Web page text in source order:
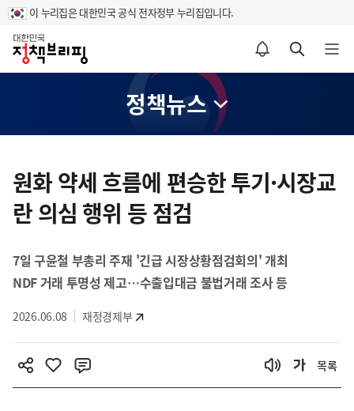
이 누리집은 대한민국 공식 전자정부 누리집입니다.
홈
알림설정 바로가기 검색 바로가기 메뉴 열기
정책뉴스
텐
츠
영
원화 약세 흐름에 편승한 투기·시장교
란 의심 행위 등 점검
7일 구윤철 부총리 주재 '긴급 시장상황점검회의' 개최
NDF 거래 투명성 제고…수출입대금 불법거래 조사 등
2026.06.08 재정경제부
목록